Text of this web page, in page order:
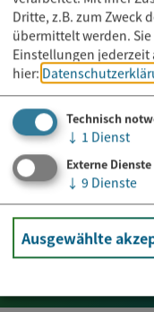
Newsletter
E-Mail*
Dritte, z.B. zum Zweck
übermittelt werden.
Einstellungen jederzeit
hier:
Technisch
↓ 1 Dienst
Externe Dienste
↓ 9 Dienste
Ausgewählte